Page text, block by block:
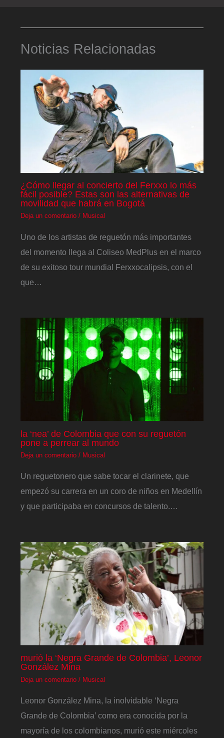
Noticias Relacionadas
¿Cómo llegar al concierto del Ferxxo lo más
fácil posible? Estas son las alternativas de
movilidad que habrá en Bogotá
Deja un comentario / Musical
Uno de los artistas de reguetón más importantes
del momento llega al Coliseo MedPlus en el marco
de su exitoso tour mundial Ferxxocalipsis, con el
que…
la ‘nea’ de Colombia que con su reguetón
pone a perrear al mundo
Deja un comentario / Musical
Un reguetonero que sabe tocar el clarinete, que
empezó su carrera en un coro de niños en Medellín
y que participaba en concursos de talento.…
murió la ‘Negra Grande de Colombia’, Leonor
González Mina
Deja un comentario / Musical
Leonor González Mina, la inolvidable ‘Negra
Grande de Colombia’ como era conocida por la
mayoría de los colombianos, murió este miércoles